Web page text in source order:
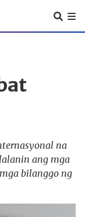
na
ang mga
bilanggo ng